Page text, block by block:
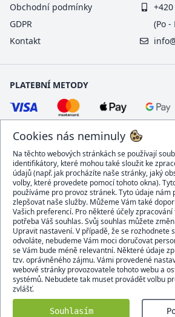
Cookies nás neminuly
Na těchto webových stránkách se používají
identifikátory, které mohou také sloužit ke
údajů (např. jak procházíte naše stránky, jaký
volby, které provedete pomocí tohoto okna).
používáme pro provoz stránek. Tyto údaje nám
zlepšovat naše služby. Můžeme Vám také
Vašich preferencí. Pro některé účely
potřeba Váš souhlas. Svůj souhlas můžete
Upravit nastavení. V případě, že se rozhodnete
odvoláte, nebudeme Vám moci doručovat
se Vám bude méně relevantní. Některé údaje
tzv. oprávněného zájmu. Vámi provedené
webové stránky provozovatele tohoto webu a
systémů. Nebudete tak muset provádět volbu
zvlášť.
Souhlasím
Obchodní podmínky
GDPR
Kontakt
(Po
PLATEBNÍ METODY
DOPRAVCI
BEZPEČNÝ OBCHOD
Domacidoplnky.cz © 2007 -
Všechna práva